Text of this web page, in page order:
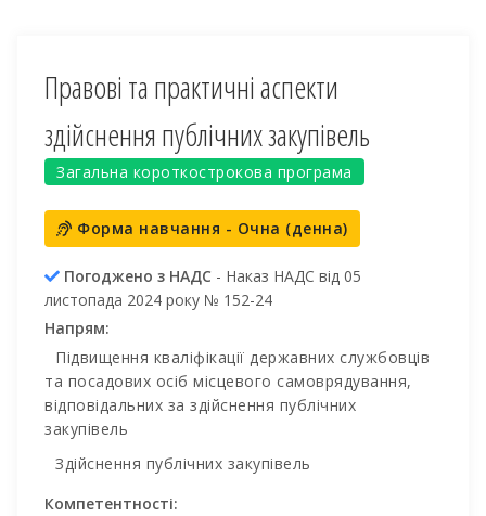
Правові та практичні аспекти
здійснення публічних закупівель
Загальна короткострокова програма
Форма навчання - Очна (денна)
Погоджено з НАДС - Наказ НАДС від 05
листопада 2024 року № 152-24
Напрям:
Підвищення кваліфікації державних службовців
та посадових осіб місцевого самоврядування,
відповідальних за здійснення публічних
закупівель
Здійснення публічних закупівель
Компетентності: